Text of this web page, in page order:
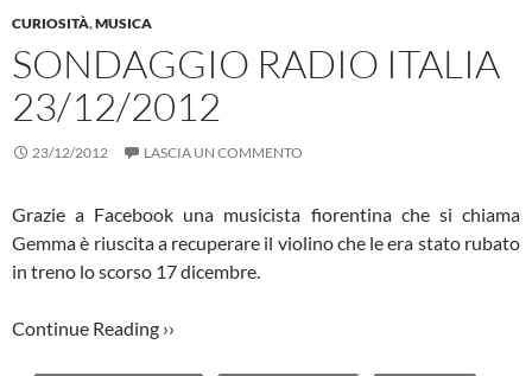
CURIOSITÀ,MUSICA
SONDAGGIO RADIO ITALIA
23/12/2012
23/12/2012 LASCIA UN COMMENTO
Grazie a Facebook una musicista fiorentina che si chiama
Gemma è riuscita a recuperare il violino che le era stato rubato
in treno lo scorso 17 dicembre.
Continue Reading ››